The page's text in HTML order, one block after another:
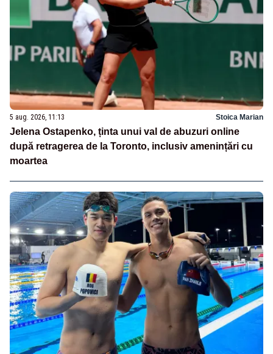
5 aug. 2026, 11:13 Stoica Marian
Jelena Ostapenko, ținta unui val de abuzuri online
după retragerea de la Toronto, inclusiv amenințări cu
moartea